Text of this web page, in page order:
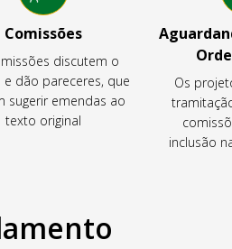
Comissões
discutem o
dão pareceres, que
sugerir emendas ao
texto original
Os
inclusão